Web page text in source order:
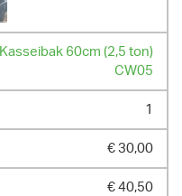
Kasseibak 60cm (2,5 ton)
CW05
1
€ 30,00
€ 40,50